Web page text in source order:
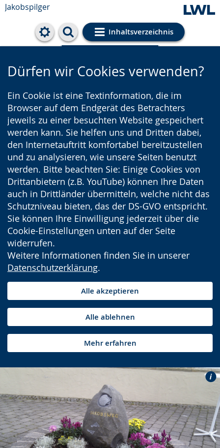
Jakobspilger
Inhaltsverzeichnis
Cookie-Einstellungen
Dürfen wir Cookies verwenden?
Ein Cookie ist eine Textinformation, die im
Browser auf dem Endgerät des Betrachters
jeweils zu einer besuchten Website gespeichert
werden kann. Sie helfen uns und Dritten dabei,
den Internetauftritt komfortabel bereitzustellen
und zu analysieren, wie unsere Seiten benutzt
werden. Bitte beachten Sie: Einige Cookies von
Drittanbietern (z.B. YouTube) können Ihre Daten
auch in Drittländer übermitteln, welche nicht das
Schutzniveau bieten, das der DS-GVO entspricht.
Sie können Ihre Einwilligung jederzeit über die
Cookie-Einstellungen unten auf der Seite
widerrufen.
Weitere Informationen finden Sie in unserer
Datenschutzerklärung.
Alle akzeptieren
Alle ablehnen
Mehr erfahren